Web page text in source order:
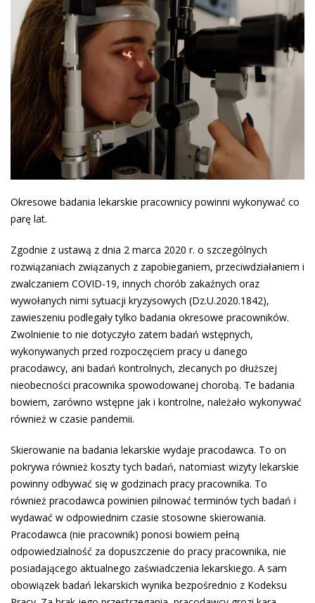
Okresowe badania lekarskie pracownicy powinni wykonywać co
parę lat.
Zgodnie z ustawą z dnia 2 marca 2020 r. o szczególnych
rozwiązaniach związanych z zapobieganiem, przeciwdziałaniem i
zwalczaniem COVID-19, innych chorób zakaźnych oraz
wywołanych nimi sytuacji kryzysowych (Dz.U.2020.1842),
zawieszeniu podlegały tylko badania okresowe pracowników.
Zwolnienie to nie dotyczyło zatem badań wstępnych,
wykonywanych przed rozpoczęciem pracy u danego
pracodawcy, ani badań kontrolnych, zlecanych po dłuższej
nieobecności pracownika spowodowanej chorobą. Te badania
bowiem, zarówno wstępne jak i kontrolne, należało wykonywać
również w czasie pandemii.
Skierowanie na badania lekarskie wydaje pracodawca. To on
pokrywa również koszty tych badań, natomiast wizyty lekarskie
powinny odbywać się w godzinach pracy pracownika. To
również pracodawca powinien pilnować terminów tych badań i
wydawać w odpowiednim czasie stosowne skierowania.
Pracodawca (nie pracownik) ponosi bowiem pełną
odpowiedzialność za dopuszczenie do pracy pracownika, nie
posiadającego aktualnego zaświadczenia lekarskiego. A sam
obowiązek badań lekarskich wynika bezpośrednio z Kodeksu